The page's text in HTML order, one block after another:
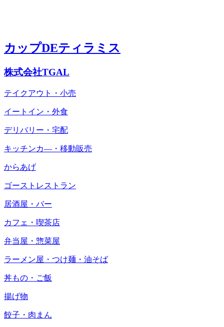
カップDEティラミス
株式会社TGAL
テイクアウト・小売
イートイン・外食
デリバリー・宅配
キッチンカ―・移動販売
からあげ
ゴーストレストラン
居酒屋・バー
カフェ・喫茶店
弁当屋・惣菜屋
ラーメン屋・つけ麺・油そば
丼もの・ご飯
揚げ物
餃子・肉まん